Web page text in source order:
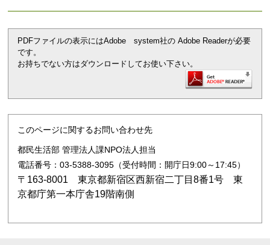
PDFファイルの表示にはAdobe system社の Adobe Readerが必要
です。
お持ちでない方はダウンロードしてお使い下さい。
このページに関するお問い合わせ先
都民生活部 管理法人課NPO法人担当
電話番号：03-5388-3095（受付時間：開庁日9:00～17:45）
〒163-8001 東京都新宿区西新宿二丁目8番1号 東
京都庁第一本庁舎19階南側